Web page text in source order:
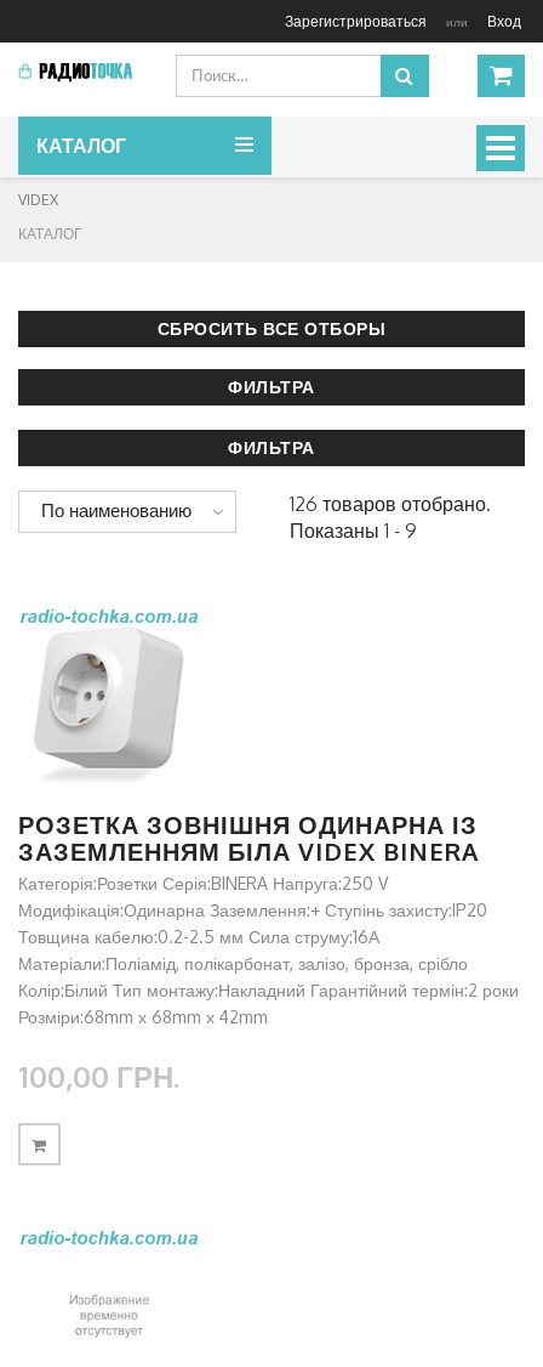
Зарегистрироваться или Вход
КАТАЛОГ
VIDEX
КАТАЛОГ
По наименованию
126 товаров отобрано.
Показаны 1 - 9
РОЗЕТКА ЗОВНІШНЯ ОДИНАРНА ІЗ
ЗАЗЕМЛЕННЯМ БІЛА VIDEX BINERA
Категорія:Розетки Серія:BINERA Напруга:250 V
Модифікація:Одинарна Заземлення:+ Ступінь захисту:IP20
Товщина кабелю:0.2-2.5 мм Сила струму:16А
Матеріали:Поліамід, полікарбонат, залізо, бронза, срібло
Колір:Білий Тип монтажу:Накладний Гарантійний термін:2 роки
Розміри:68mm х 68mm х 42mm
100,00 ГРН.